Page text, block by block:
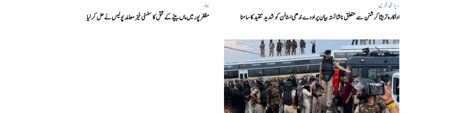
ریاستی خبریں
اداکارہ تریشا کرشنن سے متعلق ناشائستہ بیان پر اودے ندھی اسٹالن کو شدید تنقید کا سامنا
بہار
مظفر پور میں ماں بیٹے کے قتل کا سنسنی خیز معاملہ پولیس نے حل کر لیا